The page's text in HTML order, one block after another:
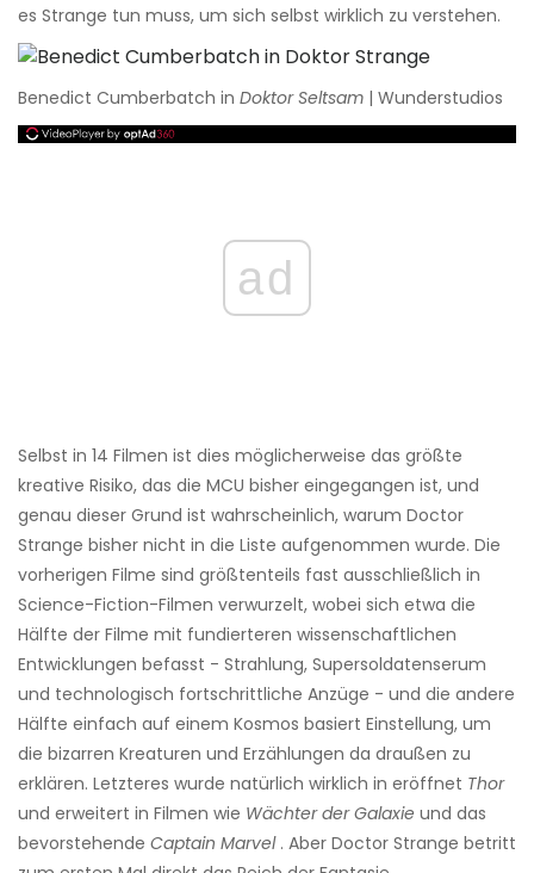
es Strange tun muss, um sich selbst wirklich zu verstehen.
Benedict Cumberbatch in Doktor Seltsam | Wunderstudios
ad
Selbst in 14 Filmen ist dies möglicherweise das größte
kreative Risiko, das die MCU bisher eingegangen ist, und
genau dieser Grund ist wahrscheinlich, warum Doctor
Strange bisher nicht in die Liste aufgenommen wurde. Die
vorherigen Filme sind größtenteils fast ausschließlich in
Science-Fiction-Filmen verwurzelt, wobei sich etwa die
Hälfte der Filme mit fundierteren wissenschaftlichen
Entwicklungen befasst - Strahlung, Supersoldatenserum
und technologisch fortschrittliche Anzüge - und die andere
Hälfte einfach auf einem Kosmos basiert Einstellung, um
die bizarren Kreaturen und Erzählungen da draußen zu
erklären. Letzteres wurde natürlich wirklich in eröffnet Thor
und erweitert in Filmen wie Wächter der Galaxie und das
bevorstehende Captain Marvel. Aber Doctor Strange betritt